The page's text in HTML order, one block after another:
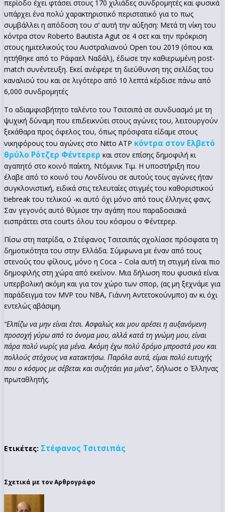
περίοδο έχει φτάσει στους 170 χιλιάδες συνδρομητές και φυσικά
υπάρχει ένα πολύ χαρακτηριστικό περιστατικό για το πως
συμβάλλει η απόδοση του σ’ αυτή την αύξηση: Μετά τη νίκη του
κόντρα στον Roberto Bautista Agut σε 4 σετ και την πρόκριση
στους ημιτελικούς του Αυστραλιανού Open του 2019 (όπου και
ηττήθηκε από το Ράφαελ Ναδάλ), έδωσε την καθιερωμένη post-
match συνέντευξη. Εκεί ανέφερε τη διεύθυνση της σελίδας του
καναλιού του και σε λιγότερο από 10 λεπτά κέρδισε πάνω από
6,000 συνδρομητές
Το αδιαμφισβήτητο ταλέντο του Τσιτσιπά σε συνδυασμό με τη
ψυχική δύναμη που επιδεικνύει στους αγώνες του, λειτουργούν
ξεκάθαρα προς όφελος του, όπως πρόσφατα είδαμε στους
νικηφόρους του αγώνες στο Nitto ATP κόντρα στον Ελβετό
θρύλο Ρότζερ Φέντερερ και στον επίσης δημοφιλή κι
αγαπητό στο κοινό παίκτη, Ντόμινικ Τιμ. Η υποστήριξη που
έλαβε από το κοινό του Λονδίνου σε αυτούς τους αγώνες ήταν
συγκλονιστική, ειδικά στις τελευταίες στιγμές του καθοριστικού
tiebreak του τελικού -κι αυτό όχι μόνο από τους έλληνες φανς.
Σαν γεγονός αυτό θύμισε την αγάπη που παραδοσιακά
εισπράττει στα courts όλου του κόσμου ο Φέντερερ.
Πίσω στη πατρίδα, ο Στέφανος Τσιτσιπάς σχολίασε πρόσφατα τη
δημοτικότητα του στην Ελλάδα. Σύμφωνα με έναν από τους
στενούς του φίλους, μόνο η Coca – Cola αυτή τη στιγμή είναι πιο
δημοφιλής στη χώρα από εκείνον. Μια δήλωση που φυσικά είναι
υπερβολική ακόμη και για τον χώρο των σπορ, (ας μη ξεχνάμε για
παράδειγμα τον MVP του NBA, Γιάννη Αντετοκούνμπο) αν κι όχι
εντελώς αβάσιμη.
“Ελπίζω να μην είναι έτσι. Ασφαλώς και μου αρέσει η αυξανόμενη
προσοχή γύρω από το όνομα μου, αλλά κατά τη γνώμη μου, είναι
πάρα πολύ νωρίς για μένα. Ακόμη έχω πολύ δρόμο μπροστά μου και
πολλούς στόχους να κατακτήσω. Παρόλα αυτά, είμαι πολύ ευτυχής
που ο κόσμος με σέβεται και συζητάει για μένα”, δήλωσε ο Έλληνας
πρωταθλητής.
Ετικέτες: Στέφανος Τσιτσιπάς
Σχετικά με τον Αρθρογράφο